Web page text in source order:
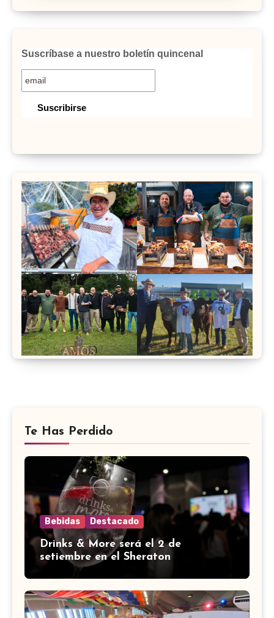
Suscríbase a nuestro boletín quincenal
Te Has Perdido
Bebidas Destacado
Drinks & More será el 2 de
setiembre en el Sheraton